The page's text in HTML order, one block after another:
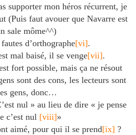
supporter mon héros récurrent, je
(Puis faut avouer que Navarre est
sale môme^^)
d’orthographe[vi].
mal baisé, il se venge[vii].
fort possible, mais ça ne résout
sont des cons, les lecteurs sont
gens, donc…
nul » au lieu de dire « je pense
c’est nul [viii]»
aimé, pour qui il se prend[ix] ?